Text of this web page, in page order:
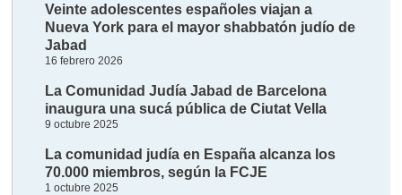
Veinte adolescentes españoles viajan a
Nueva York para el mayor shabbatón judío de
Jabad
16 febrero 2026
La Comunidad Judía Jabad de Barcelona
inaugura una sucá pública de Ciutat Vella
9 octubre 2025
La comunidad judía en España alcanza los
70.000 miembros, según la FCJE
1 octubre 2025